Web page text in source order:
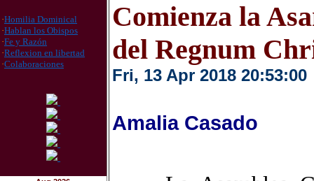
·Homilia Dominical
·Hablan los Obispos
·Fe y Razón
·Reflexion en libertad
·Colaboraciones
Comienza la
del Regnum
Fri, 13 Apr 2018 20:53:00
Amalia Casado